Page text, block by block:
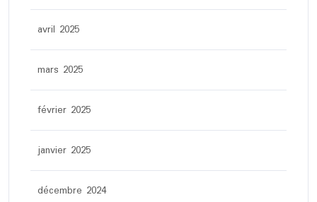
avril 2025
mars 2025
février 2025
janvier 2025
décembre 2024